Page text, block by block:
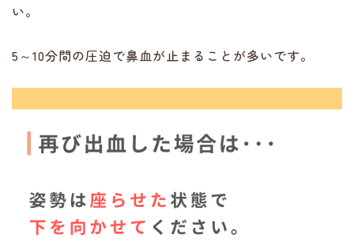
い。
5～10分間の圧迫で鼻血が止まることが多いです。